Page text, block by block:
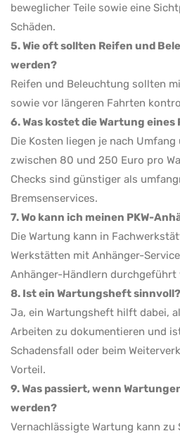
beweglicher Teile sowie eine
Schäden.
5. Wie oft sollten Reifen und
werden?
Reifen und Beleuchtung sollten
sowie vor längeren Fahrten
6. Was kostet die Wartung eines
Die Kosten liegen je nach
zwischen 80 und 250 Euro pro
Checks sind günstiger als
Bremsenservices.
7. Wo kann ich meinen PKW-
Die Wartung kann in
Werkstätten mit Anhänger-
Anhänger-Händlern durchgeführt
8. Ist ein Wartungsheft sinnvoll?
Ja, ein Wartungsheft hilft dabei,
Arbeiten zu dokumentieren und
Schadensfall oder beim
Vorteil.
9. Was passiert, wenn
werden?
Vernachlässigte Wartung kann zu